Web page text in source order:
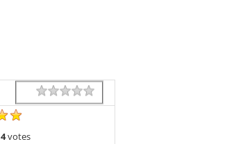
Rating 1 star
2 stars
3 stars
4 stars
5 stars
4votes